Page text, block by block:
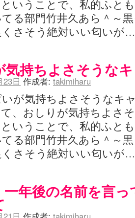
いうことで、私的ふと
る部門竹井久あら＾～
くさそう絶対いい匂いが
気持ちよさそうな
23日 作成者: takimiharu
が気持ちよさそうなキ
、おしりが気持ちよさ
いうことで、私的ふと
る部門竹井久あら＾～
くさそう絶対いい匂いが
一年後の名前を言